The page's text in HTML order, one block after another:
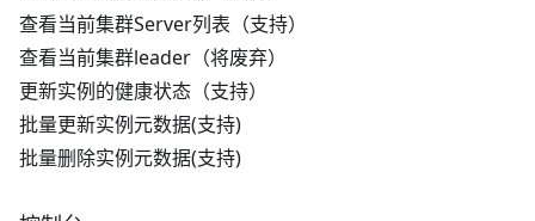
查看当前集群Server列表（支持）
查看当前集群leader（将废弃）
更新实例的健康状态（支持）
批量更新实例元数据(支持)
批量删除实例元数据(支持)